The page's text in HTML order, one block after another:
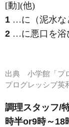
[動](他)
1 …に（泥水
2 …に悪口を浴
出典 小学館「プ
プログレッシブ
調理スタッフ/
時半or9時～18